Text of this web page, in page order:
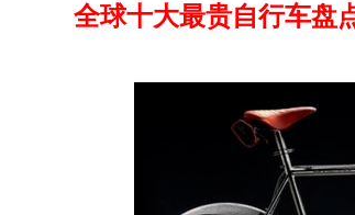
全球十大最贵自行车盘